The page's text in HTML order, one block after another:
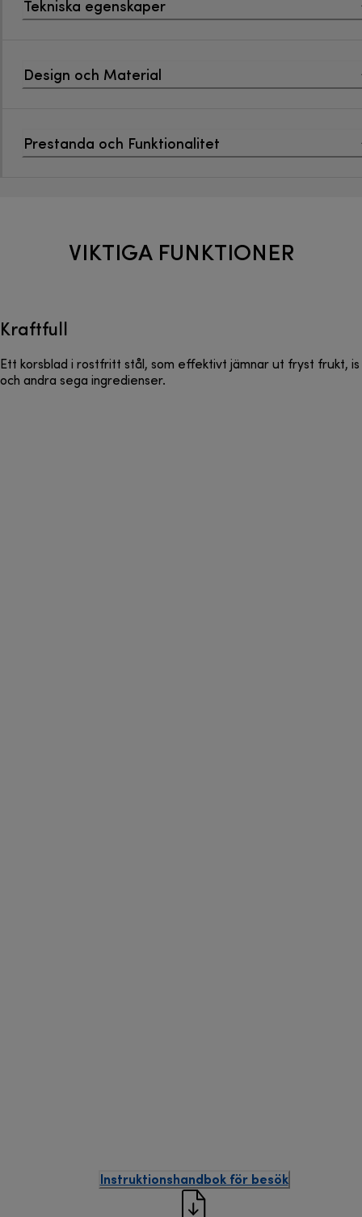
Tekniska egenskaper
Design och Material
Prestanda och Funktionalitet
VIKTIGA FUNKTIONER
Kraftfull
Ett korsblad i rostfritt stål, som effektivt jämnar ut fryst frukt, is
och andra sega ingredienser.
Instruktionshandbok för besök